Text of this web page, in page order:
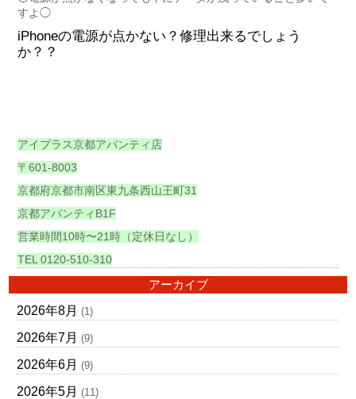
すよ◯
iPhoneの電源が点かない？修理出来るでしょう
か？？
アイプラス京都アバンティ店
〒601-8003
京都府京都市南区東九条西山王町31
京都アバンティB1F
営業時間10時〜21時（定休日なし）
TEL 0120-510-310
アーカイブ
2026年8月 (1)
2026年7月 (9)
2026年6月 (9)
2026年5月 (11)